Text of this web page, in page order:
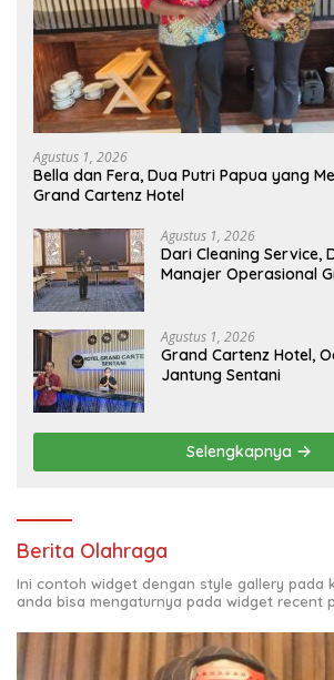
Agustus 1, 2026
Bella dan Fera, Dua Putri Papua yang
Grand Cartenz Hotel
Agustus 1, 2026
Dari Cleaning Service,
Manajer Operasional
Agustus 1, 2026
Grand Cartenz Hotel,
Jantung Sentani
Selengkapnya
Berita Olahraga
Ini contoh widget dengan style gallery pada
anda bisa mengaturnya pada widget recent